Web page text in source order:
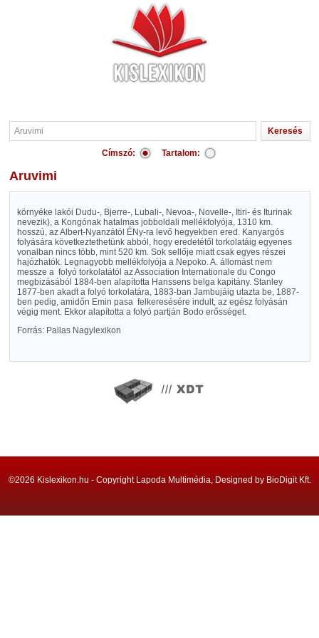
Címszó: Tartalom:
Aruvimi
környéke lakói Dudu-, Bjerre-, Lubali-, Nevoa-, Novelle-, Itiri- és Iturinak
nevezik), a Kongónak hatalmas jobboldali mellékfolyója, 1310 km.
hosszú, az Albert-Nyanzától ÉNy-ra levő hegyekben ered. Kanyargós
folyására következtethetünk abból, hogy eredetétől torkolatáig egyenes
vonalban nincs több, mint 520 km. Sok sellője miatt csak egyes részei
hajózhatók. Legnagyobb mellékfolyója a Nepoko. A. állomást nem
messze a folyó torkolatától az Association Internationale du Congo
megbizásából 1884-ben alapította Hanssens belga kapitány. Stanley
1877-ben akadt a folyó torkolatára, 1883-ban Jambujáig utazta be, 1887-
ben pedig, amidőn Emin pasa felkeresésére indult, az egész folyásán
végig ment. Ekkor alapította a folyó partján Bodo erősséget.
Forrás: Pallas Nagylexikon
©2026 Kislexikon.hu - Copyright Lapoda Multimédia, Designed by BioDigit Kft.